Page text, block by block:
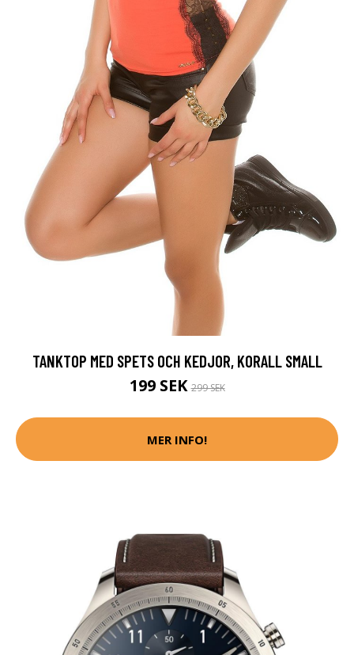
TANKTOP MED SPETS OCH KEDJOR, KORALL SMALL
199 SEK299 SEK
MER INFO!